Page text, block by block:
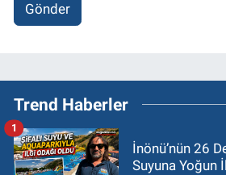
Gönder
Trend Haberler
İnönü’nün 26
Suyuna Yoğun
1